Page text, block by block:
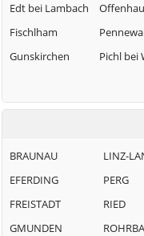
Edt bei Lambach
Fischlham
Gunskirchen
Pichl bei
BRAUNAU
EFERDING
FREISTADT
GMUNDEN
LINZ-
PERG
RIED